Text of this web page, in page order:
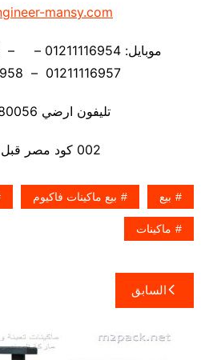
mansy.com
01211116957 – 01211116958
تليفون ارضي 0225880056
002 كود مصر قبل الرقم
بيع بيع ماكينات فاكيوم
ماكينات
تصفّح
المقالات
السابق